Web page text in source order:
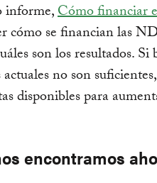
informe,Cómo financiar
cómo se financian las
son los resultados.
no son
disponibles para
encontramos